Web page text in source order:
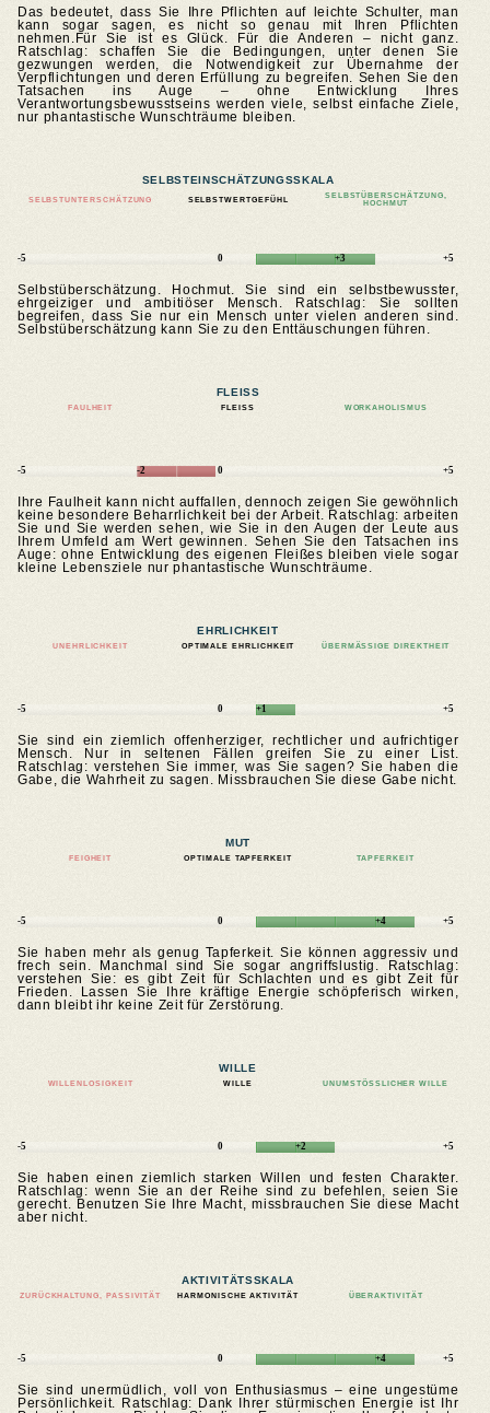
Das bedeutet, dass Sie Ihre Pflichten auf leichte Schulter, man
kann sogar sagen, es nicht so genau mit Ihren Pflichten
nehmen.Für Sie ist es Glück. Für die Anderen – nicht ganz.
Ratschlag: schaffen Sie die Bedingungen, unter denen Sie
gezwungen werden, die Notwendigkeit zur Übernahme der
Verpflichtungen und deren Erfüllung zu begreifen. Sehen Sie den
Tatsachen ins Auge – ohne Entwicklung Ihres
Verantwortungsbewusstseins werden viele, selbst einfache Ziele,
nur phantastische Wunschträume bleiben.
SELBSTEINSCHÄTZUNGSSKALA
SELBSTUNTERSCHÄTZUNG SELBSTWERTGEFÜHL
SELBSTÜBERSCHÄTZUNG,
HOCHMUT
-5 0 +3 +5
Selbstüberschätzung. Hochmut. Sie sind ein selbstbewusster,
ehrgeiziger und ambitiöser Mensch. Ratschlag: Sie sollten
begreifen, dass Sie nur ein Mensch unter vielen anderen sind.
Selbstüberschätzung kann Sie zu den Enttäuschungen führen.
FLEISS
FAULHEIT FLEISS WORKAHOLISMUS
-5 -2 0 +5
Ihre Faulheit kann nicht auffallen, dennoch zeigen Sie gewöhnlich
keine besondere Beharrlichkeit bei der Arbeit. Ratschlag: arbeiten
Sie und Sie werden sehen, wie Sie in den Augen der Leute aus
Ihrem Umfeld am Wert gewinnen. Sehen Sie den Tatsachen ins
Auge: ohne Entwicklung des eigenen Fleißes bleiben viele sogar
kleine Lebensziele nur phantastische Wunschträume.
EHRLICHKEIT
UNEHRLICHKEIT OPTIMALE EHRLICHKEIT ÜBERMÄSSIGE DIREKTHEIT
-5 0 +1 +5
Sie sind ein ziemlich offenherziger, rechtlicher und aufrichtiger
Mensch. Nur in seltenen Fällen greifen Sie zu einer List.
Ratschlag: verstehen Sie immer, was Sie sagen? Sie haben die
Gabe, die Wahrheit zu sagen. Missbrauchen Sie diese Gabe nicht.
MUT
FEIGHEIT OPTIMALE TAPFERKEIT TAPFERKEIT
-5 0 +4 +5
Sie haben mehr als genug Tapferkeit. Sie können aggressiv und
frech sein. Manchmal sind Sie sogar angriffslustig. Ratschlag:
verstehen Sie: es gibt Zeit für Schlachten und es gibt Zeit für
Frieden. Lassen Sie Ihre kräftige Energie schöpferisch wirken,
dann bleibt ihr keine Zeit für Zerstörung.
WILLE
WILLENLOSIGKEIT WILLE UNUMSTÖSSLICHER WILLE
-5 0 +2 +5
Sie haben einen ziemlich starken Willen und festen Charakter.
Ratschlag: wenn Sie an der Reihe sind zu befehlen, seien Sie
gerecht. Benutzen Sie Ihre Macht, missbrauchen Sie diese Macht
aber nicht.
AKTIVITÄTSSKALA
ZURÜCKHALTUNG, PASSIVITÄT HARMONISCHE AKTIVITÄT ÜBERAKTIVITÄT
-5 0 +4 +5
Sie sind unermüdlich, voll von Enthusiasmus – eine ungestüme
Persönlichkeit. Ratschlag: Dank Ihrer stürmischen Energie ist Ihr